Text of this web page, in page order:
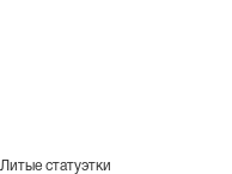
Литые статуэтки